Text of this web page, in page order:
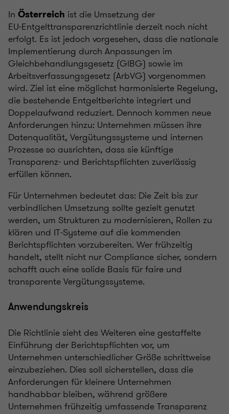
In Österreich ist die Umsetzung der
EU‑Entgelttransparenzrichtlinie derzeit noch nicht
erfolgt. Es ist jedoch vorgesehen, dass die nationale
Implementierung durch Anpassungen im
Gleichbehandlungsgesetz (GlBG) sowie im
Arbeitsverfassungsgesetz (ArbVG) vorgenommen
wird. Ziel ist eine möglichst harmonisierte Regelung,
die bestehende Entgeltberichte integriert und
Doppelaufwand reduziert. Dennoch kommen neue
Anforderungen hinzu: Unternehmen müssen ihre
Datenqualität, Vergütungssysteme und internen
Prozesse so ausrichten, dass sie künftige
Transparenz- und Berichtspflichten zuverlässig
erfüllen können.
Für Unternehmen bedeutet das: Die Zeit bis zur
verbindlichen Umsetzung sollte gezielt genutzt
werden, um Strukturen zu modernisieren, Rollen zu
klären und IT‑Systeme auf die kommenden
Berichtspflichten vorzubereiten. Wer frühzeitig
handelt, stellt nicht nur Compliance sicher, sondern
schafft auch eine solide Basis für faire und
transparente Vergütungssysteme.
Anwendungskreis
Die Richtlinie sieht des Weiteren eine gestaffelte
Einführung der Berichtspflichten vor, um
Unternehmen unterschiedlicher Größe schrittweise
einzubeziehen. Dies soll sicherstellen, dass die
Anforderungen für kleinere Unternehmen
handhabbar bleiben, während größere
Unternehmen frühzeitig umfassende Transparenz